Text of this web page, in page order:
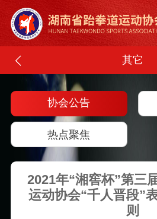
其它
协会公告
热点聚焦
2021年“湘窖杯”第三
运动协会“千人晋段”
则